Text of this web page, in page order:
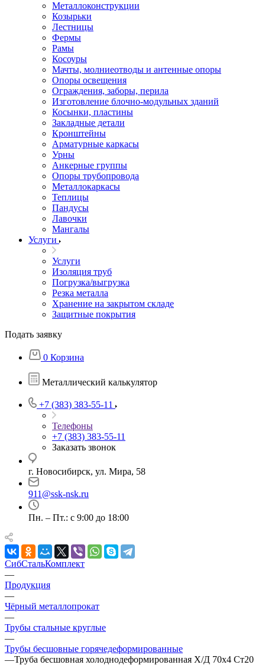
Металлоконструкции
Козырьки
Лестницы
Фермы
Рамы
Косоуры
Мачты, молниеотводы и антенные опоры
Опоры освещения
Ограждения, заборы, перила
Изготовление блочно-модульных зданий
Косынки, пластины
Закладные детали
Кронштейны
Арматурные каркасы
Урны
Анкерные группы
Опоры трубопровода
Металлокаркасы
Теплицы
Пандусы
Лавочки
Мангалы
Услуги
Услуги
Изоляция труб
Погрузка/выгрузка
Резка металла
Хранение на закрытом складе
Защитные покрытия
Подать заявку
0 Корзина
Металлический калькулятор
+7 (383) 383-55-11
Телефоны
+7 (383) 383-55-11
Заказать звонок
г. Новосибирск, ул. Мира, 58
911@ssk-nsk.ru
Пн. – Пт.: с 9:00 до 18:00
СибСтальКомплект
—
Продукция
—
Чёрный металлопрокат
—
Трубы стальные круглые
—
Трубы бесшовные горячедеформированные
—Труба бесшовная холоднодеформированная Х/Д 70х4 Ст20